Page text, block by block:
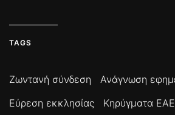
TAGS
Ζωντανή σύνδεση Ανάγνωση
Εύρεση εκκλησίας
Κηρύγματα